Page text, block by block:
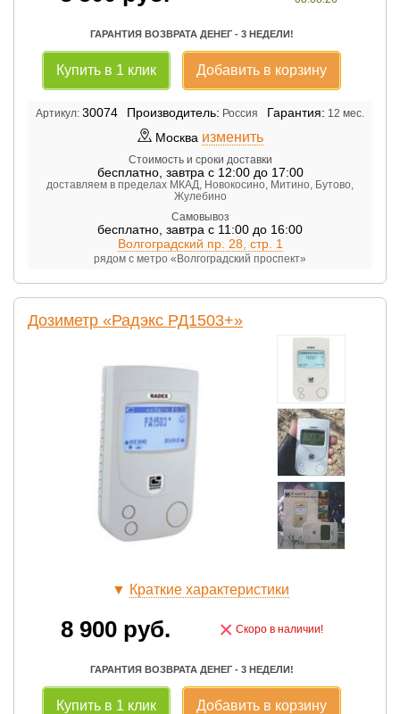
ГАРАНТИЯ ВОЗВРАТА ДЕНЕГ - 3 НЕДЕЛИ!
Купить в 1 клик Добавить в корзину
Артикул: 30074 Производитель: Россия Гарантия: 12 мес.
Москва изменить
Стоимость и сроки доставки
бесплатно, завтра с 12:00 до 17:00
доставляем в пределах МКАД, Новокосино, Митино, Бутово,
Жулебино
Самовывоз
бесплатно завтра с 11:00 до 16:00
Волгоградский пр. 28, стр. 1
рядом с метро «Волгоградский проспект»
Дозиметр «Радэкс РД1503+»
▼ Краткие характеристики
8 900 руб. × Скоро в наличии!
ГАРАНТИЯ ВОЗВРАТА ДЕНЕГ - 3 НЕДЕЛИ!
Купить в 1 клик Добавить в корзину